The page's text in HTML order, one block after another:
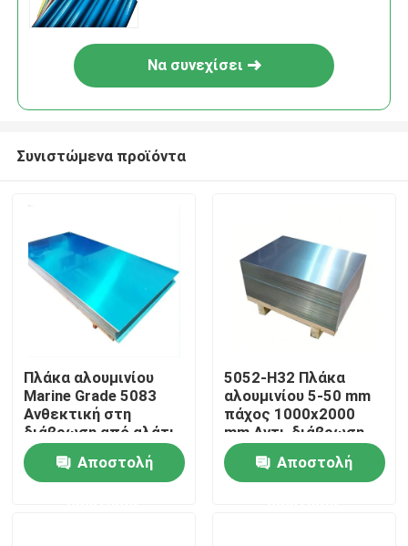
Σπίτι
Προϊόντα
Να συνεχίσει
Συνιστώμενα προϊόντα
Πλάκα αλουμινίου
Marine Grade 5083
Ανθεκτική στη
διάβρωση από αλάτι
για ναυπηγική
πιστοποιημένη κατά
ANSI
Αποστολή
5052-H32 Πλάκα
αλουμινίου 5-50 mm
πάχος 1000x2000
mm Αντι-διάβρωση
για ναυτική
κατασκευήΑποστολή